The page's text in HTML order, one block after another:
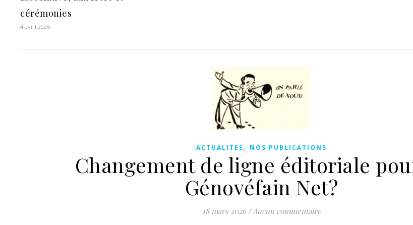
cérémonies
4 avril 2026
ACTUALITES, NOS PUBLICATIONS
Changement de ligne éditoriale
Génovéfain Net?
18 mars 2026 /Aucun commentaire